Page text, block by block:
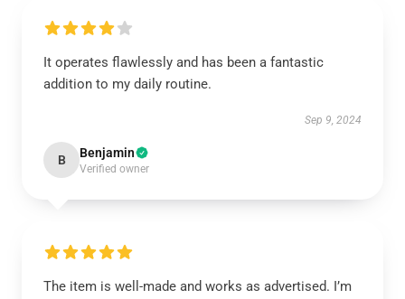
It operates flawlessly and has been a fantastic
addition to my daily routine.
Sep 9, 2024
B Benjamin
Verified owner
The item is well-made and works as advertised. I’m